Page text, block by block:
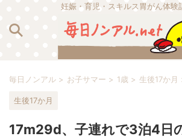
妊娠・育児・スキルス胃がん体験
毎日ノンアル > お子サマー > 1歳 > 生後17か月
生後17か月
17m29d、子連れで3泊4日